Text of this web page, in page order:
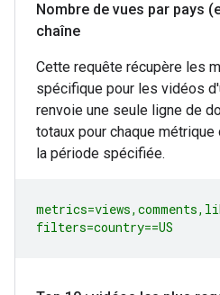
Nombre de vues par pays
chaîne
Cette requête récupère les
spécifique pour les vidéos
renvoie une seule ligne de
totaux pour chaque
la période spécifiée.
filters=country==US